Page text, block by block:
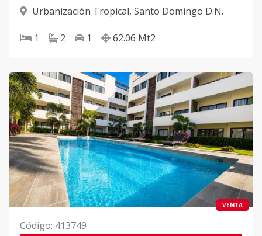
Urbanización Tropical, Santo Domingo D.N.
1 2 1 62.06 Mt2
VENTA
Código: 413749